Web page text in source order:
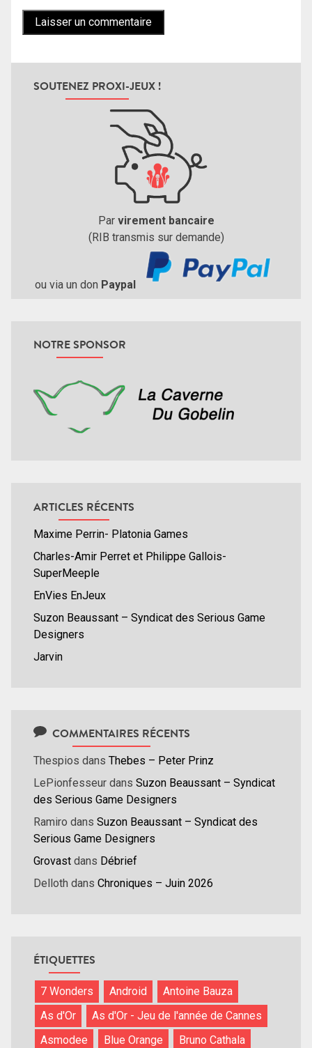
SOUTENEZ PROXI-JEUX !
Par virement bancaire
(RIB transmis sur demande)
ou via un don Paypal
NOTRE SPONSOR
ARTICLES RÉCENTS
Maxime Perrin- Platonia Games
Charles-Amir Perret et Philippe Gallois-
SuperMeeple
EnVies EnJeux
Suzon Beaussant – Syndicat des Serious Game
Designers
Jarvin
COMMENTAIRES RÉCENTS
Thespios dans Thebes – Peter Prinz
LePionfesseur dans Suzon Beaussant – Syndicat
des Serious Game Designers
Ramiro dans Suzon Beaussant – Syndicat des
Serious Game Designers
Grovast dans Débrief
Delloth dans Chroniques – Juin 2026
ÉTIQUETTES
7 Wonders Android
Antoine Bauza
As d'Or
As d'Or - Jeu de l'année de Cannes
Asmodee
Blue Orange Bruno Cathala